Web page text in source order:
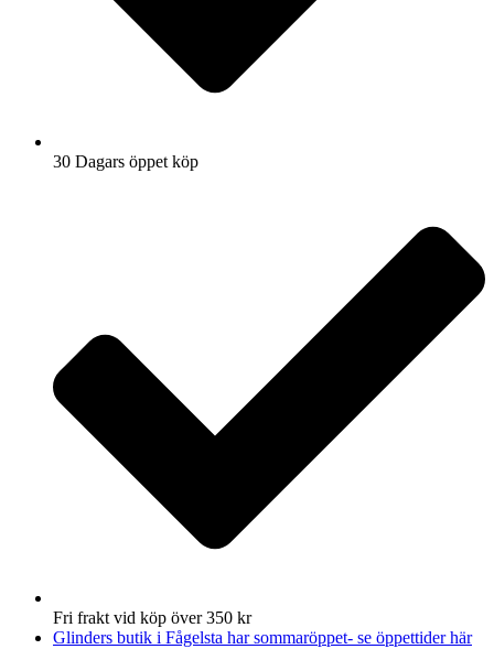
30 Dagars öppet köp
Fri frakt vid köp över 350 kr
Glinders butik i Fågelsta har sommaröppet- se öppettider här